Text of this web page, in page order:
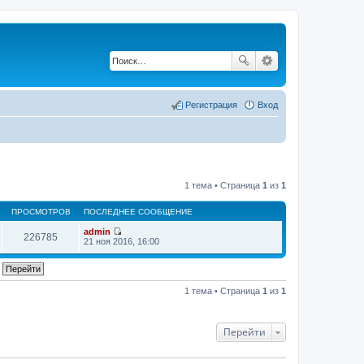
Вход
Регистрация
1 тема • Страница 1 из 1
ПРОСМОТРОВ ПОСЛЕДНЕЕ СООБЩЕНИЕ
226785
admin
П
р
й
е
21 ноя 2016, 16:00
1 тема • Страница 1 из 1
Перейти